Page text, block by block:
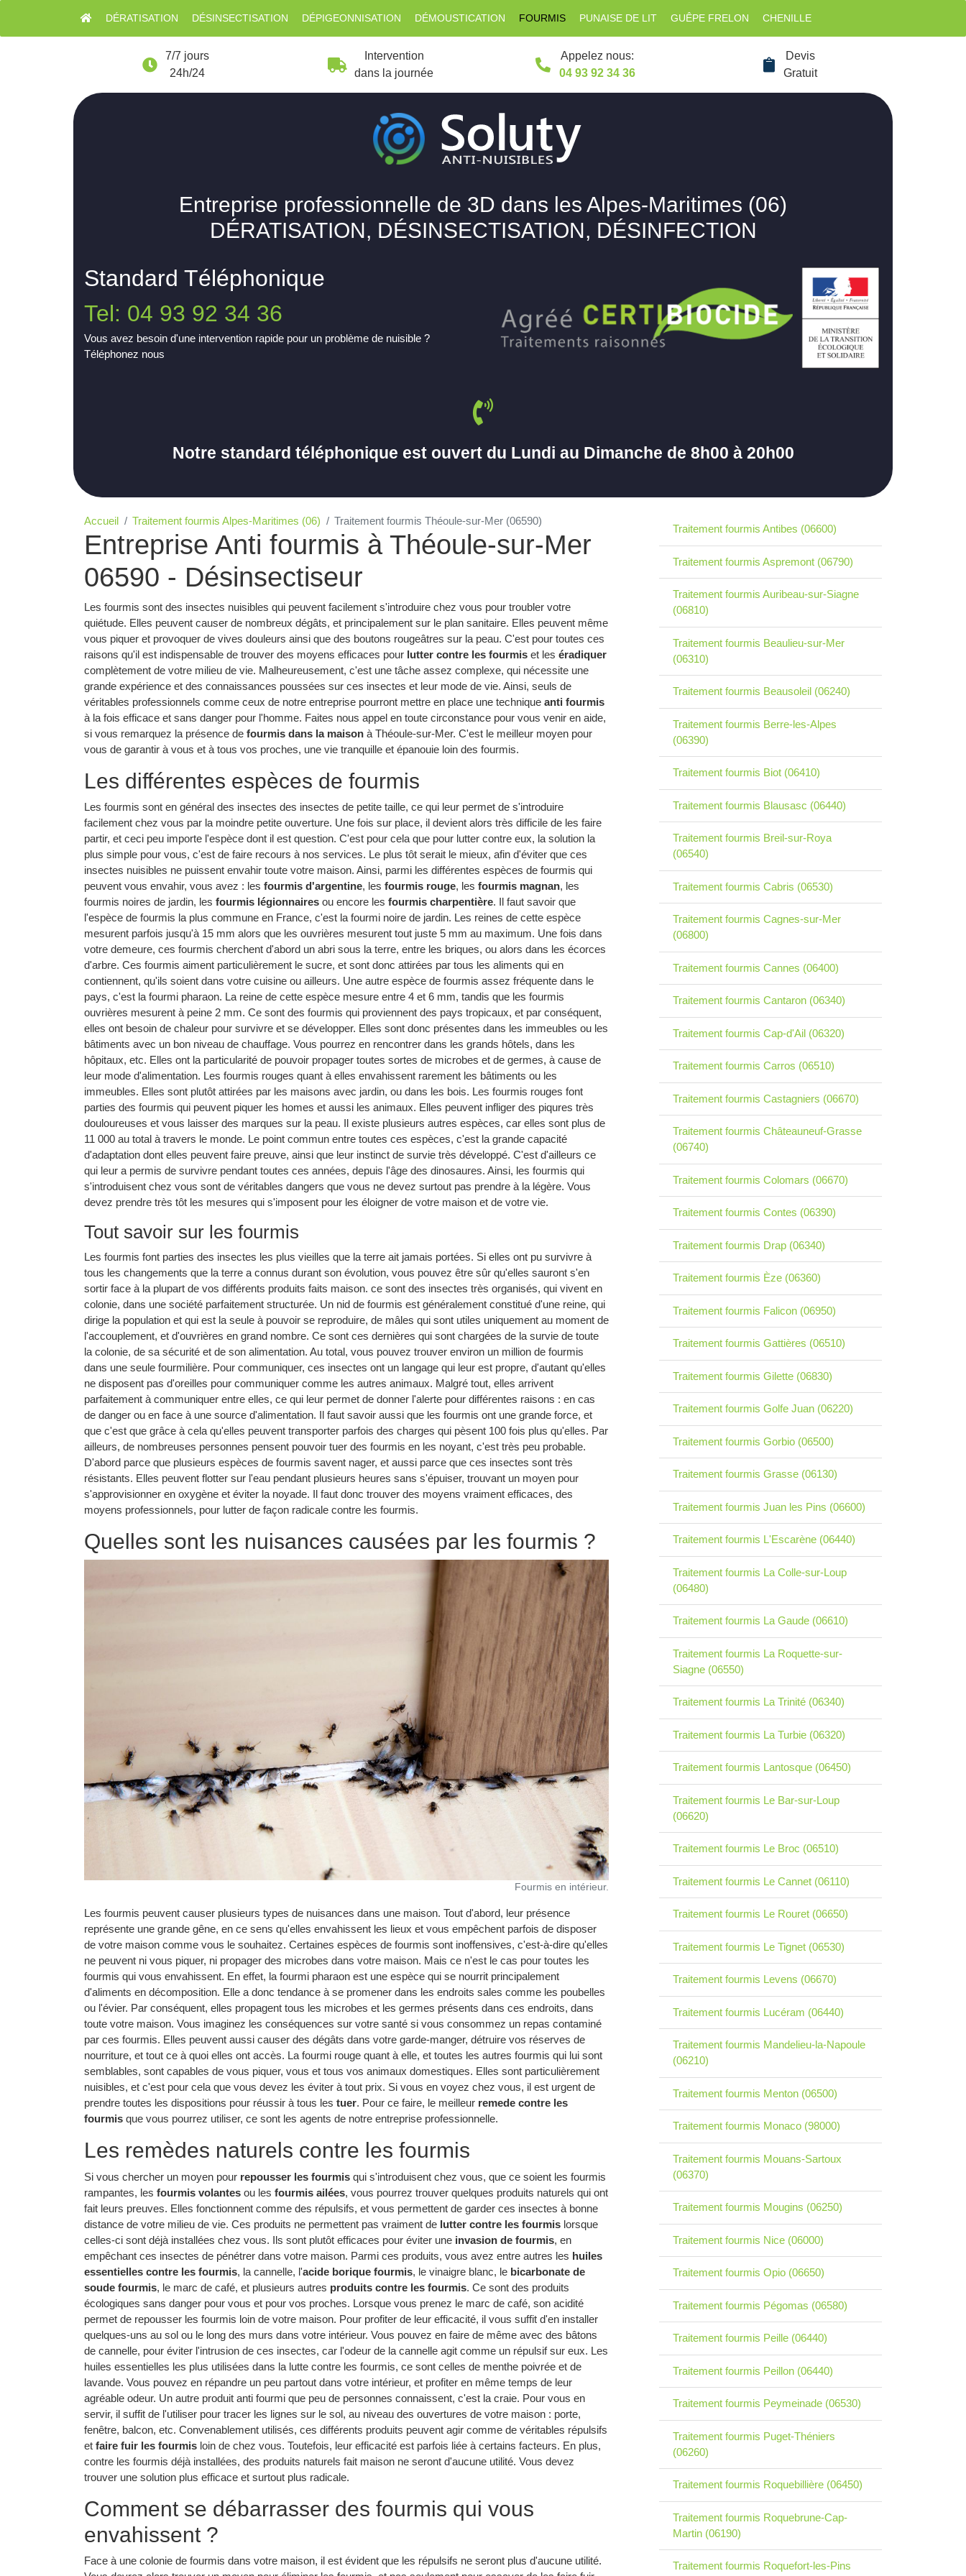
DÉRATISATION DÉSINSECTISATION DÉPIGEONNISATION DÉMOUSTICATION FOURMIS PUNAISE DE LIT GUÊPE FRELON CHENILLE
7/7 jours
24h/24
Intervention
dans la journée
Appelez nous:
04 93 92 34 36
Devis
Gratuit
Entreprise professionnelle de 3D dans les Alpes-Maritimes (06)
DÉRATISATION, DÉSINSECTISATION, DÉSINFECTION
Standard Téléphonique
Tel: 04 93 92 34 36
Vous avez besoin d'une intervention rapide pour un problème de nuisible ?
Téléphonez nous
Notre standard téléphonique est ouvert du Lundi au Dimanche de 8h00 à 20h00
Accueil Traitement fourmis Alpes-Maritimes (06) Traitement fourmis Théoule-sur-Mer (06590)
Entreprise Anti fourmis à Théoule-sur-Mer
06590 - Désinsectiseur
Les fourmis sont des insectes nuisibles qui peuvent facilement s'introduire chez vous pour troubler votre
quiétude. Elles peuvent causer de nombreux dégâts, et principalement sur le plan sanitaire. Elles peuvent même
vous piquer et provoquer de vives douleurs ainsi que des boutons rougeâtres sur la peau. C'est pour toutes ces
raisons qu'il est indispensable de trouver des moyens efficaces pour lutter contre les fourmis et les éradiquer
complètement de votre milieu de vie. Malheureusement, c'est une tâche assez complexe, qui nécessite une
grande expérience et des connaissances poussées sur ces insectes et leur mode de vie. Ainsi, seuls de
véritables professionnels comme ceux de notre entreprise pourront mettre en place une technique anti fourmis
à la fois efficace et sans danger pour l'homme. Faites nous appel en toute circonstance pour vous venir en aide,
si vous remarquez la présence de fourmis dans la maison à Théoule-sur-Mer. C'est le meilleur moyen pour
vous de garantir à vous et à tous vos proches, une vie tranquille et épanouie loin des fourmis.
Les différentes espèces de fourmis
Les fourmis sont en général des insectes des insectes de petite taille, ce qui leur permet de s'introduire
facilement chez vous par la moindre petite ouverture. Une fois sur place, il devient alors très difficile de les faire
partir, et ceci peu importe l'espèce dont il est question. C'est pour cela que pour lutter contre eux, la solution la
plus simple pour vous, c'est de faire recours à nos services. Le plus tôt serait le mieux, afin d'éviter que ces
insectes nuisibles ne puissent envahir toute votre maison. Ainsi, parmi les différentes espèces de fourmis qui
peuvent vous envahir, vous avez : les fourmis d'argentine, les fourmis rouge, les fourmis magnan, les
fourmis noires de jardin, les fourmis légionnaires ou encore les fourmis charpentière. Il faut savoir que
l'espèce de fourmis la plus commune en France, c'est la fourmi noire de jardin. Les reines de cette espèce
mesurent parfois jusqu'à 15 mm alors que les ouvrières mesurent tout juste 5 mm au maximum. Une fois dans
votre demeure, ces fourmis cherchent d'abord un abri sous la terre, entre les briques, ou alors dans les écorces
d'arbre. Ces fourmis aiment particulièrement le sucre, et sont donc attirées par tous les aliments qui en
contiennent, qu'ils soient dans votre cuisine ou ailleurs. Une autre espèce de fourmis assez fréquente dans le
pays, c'est la fourmi pharaon. La reine de cette espèce mesure entre 4 et 6 mm, tandis que les fourmis
ouvrières mesurent à peine 2 mm. Ce sont des fourmis qui proviennent des pays tropicaux, et par conséquent,
elles ont besoin de chaleur pour survivre et se développer. Elles sont donc présentes dans les immeubles ou les
bâtiments avec un bon niveau de chauffage. Vous pourrez en rencontrer dans les grands hôtels, dans les
hôpitaux, etc. Elles ont la particularité de pouvoir propager toutes sortes de microbes et de germes, à cause de
leur mode d'alimentation. Les fourmis rouges quant à elles envahissent rarement les bâtiments ou les
immeubles. Elles sont plutôt attirées par les maisons avec jardin, ou dans les bois. Les fourmis rouges font
parties des fourmis qui peuvent piquer les homes et aussi les animaux. Elles peuvent infliger des piqures très
douloureuses et vous laisser des marques sur la peau. Il existe plusieurs autres espèces, car elles sont plus de
11 000 au total à travers le monde. Le point commun entre toutes ces espèces, c'est la grande capacité
d'adaptation dont elles peuvent faire preuve, ainsi que leur instinct de survie très développé. C'est d'ailleurs ce
qui leur a permis de survivre pendant toutes ces années, depuis l'âge des dinosaures. Ainsi, les fourmis qui
s'introduisent chez vous sont de véritables dangers que vous ne devez surtout pas prendre à la légère. Vous
devez prendre très tôt les mesures qui s'imposent pour les éloigner de votre maison et de votre vie.
Tout savoir sur les fourmis
Les fourmis font parties des insectes les plus vieilles que la terre ait jamais portées. Si elles ont pu survivre à
tous les changements que la terre a connus durant son évolution, vous pouvez être sûr qu'elles sauront s'en
sortir face à la plupart de vos différents produits faits maison. ce sont des insectes très organisés, qui vivent en
colonie, dans une société parfaitement structurée. Un nid de fourmis est généralement constitué d'une reine, qui
dirige la population et qui est la seule à pouvoir se reproduire, de mâles qui sont utiles uniquement au moment de
l'accouplement, et d'ouvrières en grand nombre. Ce sont ces dernières qui sont chargées de la survie de toute
la colonie, de sa sécurité et de son alimentation. Au total, vous pouvez trouver environ un million de fourmis
dans une seule fourmilière. Pour communiquer, ces insectes ont un langage qui leur est propre, d'autant qu'elles
ne disposent pas d'oreilles pour communiquer comme les autres animaux. Malgré tout, elles arrivent
parfaitement à communiquer entre elles, ce qui leur permet de donner l'alerte pour différentes raisons : en cas
de danger ou en face à une source d'alimentation. Il faut savoir aussi que les fourmis ont une grande force, et
que c'est que grâce à cela qu'elles peuvent transporter parfois des charges qui pèsent 100 fois plus qu'elles. Par
ailleurs, de nombreuses personnes pensent pouvoir tuer des fourmis en les noyant, c'est très peu probable.
D'abord parce que plusieurs espèces de fourmis savent nager, et aussi parce que ces insectes sont très
résistants. Elles peuvent flotter sur l'eau pendant plusieurs heures sans s'épuiser, trouvant un moyen pour
s'approvisionner en oxygène et éviter la noyade. Il faut donc trouver des moyens vraiment efficaces, des
moyens professionnels, pour lutter de façon radicale contre les fourmis.
Quelles sont les nuisances causées par les fourmis ?
Fourmis en intérieur.
Les fourmis peuvent causer plusieurs types de nuisances dans une maison. Tout d'abord, leur présence
représente une grande gêne, en ce sens qu'elles envahissent les lieux et vous empêchent parfois de disposer
de votre maison comme vous le souhaitez. Certaines espèces de fourmis sont inoffensives, c'est-à-dire qu'elles
ne peuvent ni vous piquer, ni propager des microbes dans votre maison. Mais ce n'est le cas pour toutes les
fourmis qui vous envahissent. En effet, la fourmi pharaon est une espèce qui se nourrit principalement
d'aliments en décomposition. Elle a donc tendance à se promener dans les endroits sales comme les poubelles
ou l'évier. Par conséquent, elles propagent tous les microbes et les germes présents dans ces endroits, dans
toute votre maison. Vous imaginez les conséquences sur votre santé si vous consommez un repas contaminé
par ces fourmis. Elles peuvent aussi causer des dégâts dans votre garde-manger, détruire vos réserves de
nourriture, et tout ce à quoi elles ont accès. La fourmi rouge quant à elle, et toutes les autres fourmis qui lui sont
semblables, sont capables de vous piquer, vous et tous vos animaux domestiques. Elles sont particulièrement
nuisibles, et c'est pour cela que vous devez les éviter à tout prix. Si vous en voyez chez vous, il est urgent de
prendre toutes les dispositions pour réussir à tous les tuer. Pour ce faire, le meilleur remede contre les
fourmis que vous pourrez utiliser, ce sont les agents de notre entreprise professionnelle.
Les remèdes naturels contre les fourmis
Si vous chercher un moyen pour repousser les fourmis qui s'introduisent chez vous, que ce soient les fourmis
rampantes, les fourmis volantes ou les fourmis ailées, vous pourrez trouver quelques produits naturels qui ont
fait leurs preuves. Elles fonctionnent comme des répulsifs, et vous permettent de garder ces insectes à bonne
distance de votre milieu de vie. Ces produits ne permettent pas vraiment de lutter contre les fourmis lorsque
celles-ci sont déjà installées chez vous. Ils sont plutôt efficaces pour éviter une invasion de fourmis, en
empêchant ces insectes de pénétrer dans votre maison. Parmi ces produits, vous avez entre autres les huiles
essentielles contre les fourmis, la cannelle, l'acide borique fourmis, le vinaigre blanc, le bicarbonate de
soude fourmis, le marc de café, et plusieurs autres produits contre les fourmis. Ce sont des produits
écologiques sans danger pour vous et pour vos proches. Lorsque vous prenez le marc de café, son acidité
permet de repousser les fourmis loin de votre maison. Pour profiter de leur efficacité, il vous suffit d'en installer
quelques-uns au sol ou le long des murs dans votre intérieur. Vous pouvez en faire de même avec des bâtons
de cannelle, pour éviter l'intrusion de ces insectes, car l'odeur de la cannelle agit comme un répulsif sur eux. Les
huiles essentielles les plus utilisées dans la lutte contre les fourmis, ce sont celles de menthe poivrée et de
lavande. Vous pouvez en répandre un peu partout dans votre intérieur, et profiter en même temps de leur
agréable odeur. Un autre produit anti fourmi que peu de personnes connaissent, c'est la craie. Pour vous en
servir, il suffit de l'utiliser pour tracer les lignes sur le sol, au niveau des ouvertures de votre maison : porte,
fenêtre, balcon, etc. Convenablement utilisés, ces différents produits peuvent agir comme de véritables répulsifs
et faire fuir les fourmis loin de chez vous. Toutefois, leur efficacité est parfois liée à certains facteurs. En plus,
contre les fourmis déjà installées, des produits naturels fait maison ne seront d'aucune utilité. Vous devez
trouver une solution plus efficace et surtout plus radicale.
Comment se débarrasser des fourmis qui vous
envahissent ?
Face à une colonie de fourmis dans votre maison, il est évident que les répulsifs ne seront plus d'aucune utilité.
Traitement fourmis Antibes (06600)
Traitement fourmis Aspremont (06790)
Traitement fourmis Auribeau-sur-Siagne
(06810)
Traitement fourmis Beaulieu-sur-Mer
(06310)
Traitement fourmis Beausoleil (06240)
Traitement fourmis Berre-les-Alpes
(06390)
Traitement fourmis Biot (06410)
Traitement fourmis Blausasc (06440)
Traitement fourmis Breil-sur-Roya
(06540)
Traitement fourmis Cabris (06530)
Traitement fourmis Cagnes-sur-Mer
(06800)
Traitement fourmis Cannes (06400)
Traitement fourmis Cantaron (06340)
Traitement fourmis Cap-d'Ail (06320)
Traitement fourmis Carros (06510)
Traitement fourmis Castagniers (06670)
Traitement fourmis Châteauneuf-Grasse
(06740)
Traitement fourmis Colomars (06670)
Traitement fourmis Contes (06390)
Traitement fourmis Drap (06340)
Traitement fourmis Èze (06360)
Traitement fourmis Falicon (06950)
Traitement fourmis Gattières (06510)
Traitement fourmis Gilette (06830)
Traitement fourmis Golfe Juan (06220)
Traitement fourmis Gorbio (06500)
Traitement fourmis Grasse (06130)
Traitement fourmis Juan les Pins (06600)
Traitement fourmis L'Escarène (06440)
Traitement fourmis La Colle-sur-Loup
(06480)
Traitement fourmis La Gaude (06610)
Traitement fourmis La Roquette-sur-
Siagne (06550)
Traitement fourmis La Trinité (06340)
Traitement fourmis La Turbie (06320)
Traitement fourmis Lantosque (06450)
Traitement fourmis Le Bar-sur-Loup
(06620)
Traitement fourmis Le Broc (06510)
Traitement fourmis Le Cannet (06110)
Traitement fourmis Le Rouret (06650)
Traitement fourmis Le Tignet (06530)
Traitement fourmis Levens (06670)
Traitement fourmis Lucéram (06440)
Traitement fourmis Mandelieu-la-Napoule
(06210)
Traitement fourmis Menton (06500)
Traitement fourmis Monaco (98000)
Traitement fourmis Mouans-Sartoux
(06370)
Traitement fourmis Mougins (06250)
Traitement fourmis Nice (06000)
Traitement fourmis Opio (06650)
Traitement fourmis Pégomas (06580)
Traitement fourmis Peille (06440)
Traitement fourmis Peillon (06440)
Traitement fourmis Peymeinade (06530)
Traitement fourmis Puget-Théniers
(06260)
Traitement fourmis Roquebillière (06450)
Traitement fourmis Roquebrune-Cap-
Martin (06190)
Traitement fourmis Roquefort-les-Pins